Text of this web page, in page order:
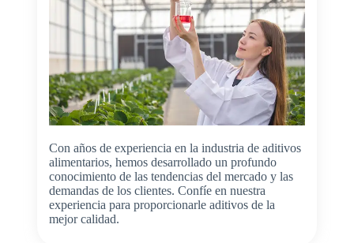
Con años de experiencia en la industria de aditivos
alimentarios, hemos desarrollado un profundo
conocimiento de las tendencias del mercado y las
demandas de los clientes. Confíe en nuestra
experiencia para proporcionarle aditivos de la
mejor calidad.